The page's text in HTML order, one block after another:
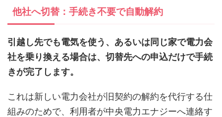
他社へ切替：手続き不要で自動解約
引越し先でも電気を使う、あるいは同じ家で電力会
社を乗り換える場合は、切替先への申込だけで手続
きが完了します。
これは新しい電力会社が旧契約の解約を代行する仕
組みのためで、利用者が中央電力エナジーへ連絡す